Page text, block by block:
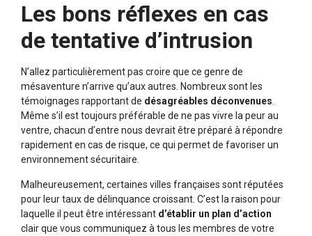
Les bons réflexes en cas
de tentative d’intrusion
N’allez particulièrement pas croire que ce genre de
mésaventure n’arrive qu’aux autres. Nombreux sont les
témoignages rapportant de désagréables déconvenues.
Même s’il est toujours préférable de ne pas vivre la peur au
ventre, chacun d’entre nous devrait être préparé à répondre
rapidement en cas de risque, ce qui permet de favoriser un
environnement sécuritaire.
Malheureusement, certaines villes françaises sont réputées
pour leur taux de délinquance croissant. C’est la raison pour
laquelle il peut être intéressant d’établir un plan d’action
clair que vous communiquez à tous les membres de votre